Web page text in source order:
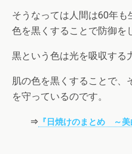
そうなっては人間は60年
色を黒くすることで防御を
黒という色は光を吸収する
肌の色を黒くすることで、
を守っているのです。
⇒ 『日焼けのまとめ ～美